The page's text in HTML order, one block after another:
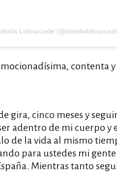
Lafourcade
contenta y
gira, cinco meses y
adentro de mi cuerpo y
de la vida al mismo
para ustedes mi
Mientras tanto